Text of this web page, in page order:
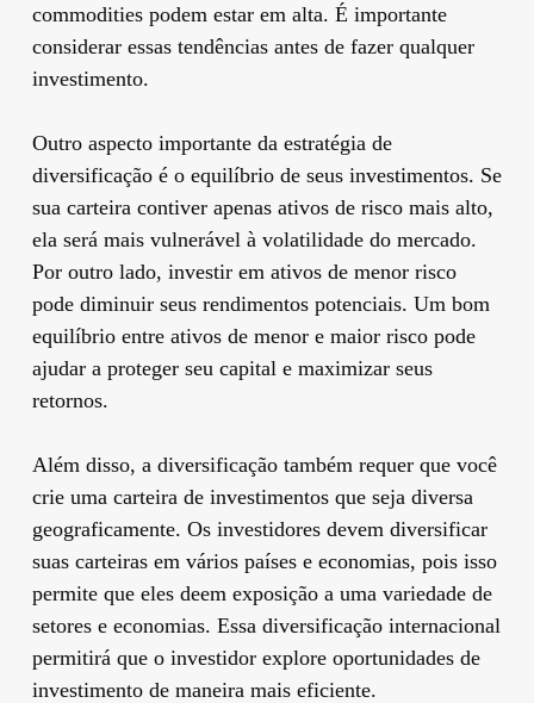
commodities podem estar em alta. É importante
considerar essas tendências antes de fazer qualquer
investimento.
Outro aspecto importante da estratégia de
diversificação é o equilíbrio de seus investimentos. Se
sua carteira contiver apenas ativos de risco mais alto,
ela será mais vulnerável à volatilidade do mercado.
Por outro lado, investir em ativos de menor risco
pode diminuir seus rendimentos potenciais. Um bom
equilíbrio entre ativos de menor e maior risco pode
ajudar a proteger seu capital e maximizar seus
retornos.
Além disso, a diversificação também requer que você
crie uma carteira de investimentos que seja diversa
geograficamente. Os investidores devem diversificar
suas carteiras em vários países e economias, pois isso
permite que eles deem exposição a uma variedade de
setores e economias. Essa diversificação internacional
permitirá que o investidor explore oportunidades de
investimento de maneira mais eficiente.